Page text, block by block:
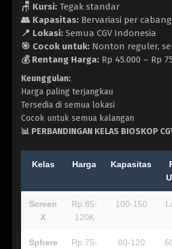
🪑 Kursi: Tegak standar
👥 Kapasitas: Bervariasi per cabang
📍 Lokasi: Semua CGV Indonesia
🎯 Cocok untuk: Nonton reguler,
💰 Rentang Harga: Rp 45.000 – Rp
Keunggulan:
Harga paling terjangkau
Tersedia di semua lokasi
Cocok untuk semua kalangan
📊 PERBANDINGAN KELAS BIOSKOP
Kelas Harga Kapasitas
Screen
X
Rp 85-
120K
100-150
Sphere Rp 75- 80-120